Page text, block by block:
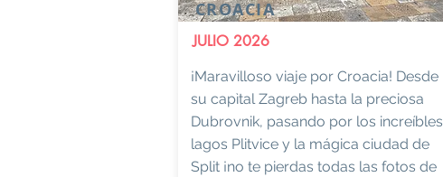
CROACIA
JULIO 2026
¡Maravilloso viaje por Croacia! Desde
su capìtal Zagreb hasta la preciosa
Dubrovnik, pasando por los increíbles
lagos Plitvice y la mágica ciudad de
Split ¡no te pierdas todas las fotos de